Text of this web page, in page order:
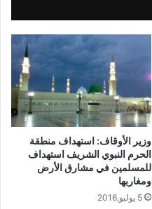
وزير الأوقاف: استهداف منطقة
الحرم النبوي الشريف استهداف
للمسلمين في مشارق الأرض
ومغاربها
5 يوليو,2016